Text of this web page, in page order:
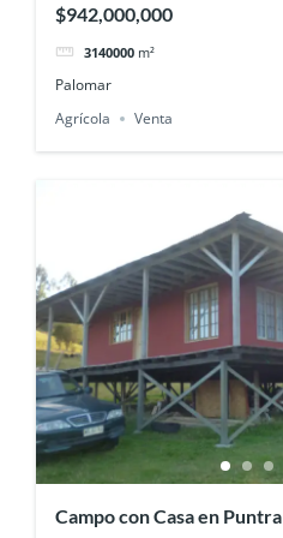
$942,000,000
3140000 m²
Palomar
Agrícola
Venta
Campo con Casa en Puntra